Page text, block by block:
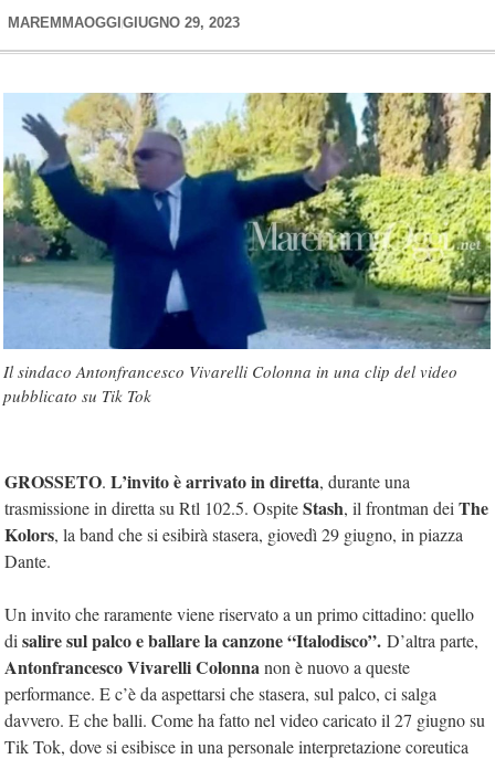
MAREMMAOGGI GIUGNO 29, 2023
Il sindaco Antonfrancesco Vivarelli Colonna in una clip del video
pubblicato su Tik Tok
GROSSETO. L’invito è arrivato in diretta, durante una
trasmissione in diretta su Rtl 102.5. OspiteStash, il frontman dei The
Kolors, la band che si esibirà stasera, giovedì 29 giugno, in piazza
Dante.
Un invito che raramente viene riservato a un primo cittadino: quello
di salire sul palco e ballare la canzone “Italodisco”. D’altra parte,
Antonfrancesco Vivarelli Colonnanon è nuovo a queste
performance. E c’è da aspettarsi che stasera, sul palco, ci salga
davvero. E che balli. Come ha fatto nel video caricato il 27 giugno su
Tik Tok, dove si esibisce in una personale interpretazione coreutica